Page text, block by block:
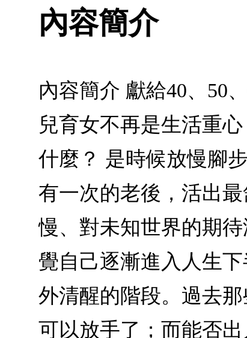
內容簡介
內容簡介 獻給40、50
兒育女不再是生活重
什麼？ 是時候放慢腳
有一次的老後，活出
慢、對未知世界的期
覺自己逐漸進入人生
外清醒的階段。過去
可以放手了；而能否